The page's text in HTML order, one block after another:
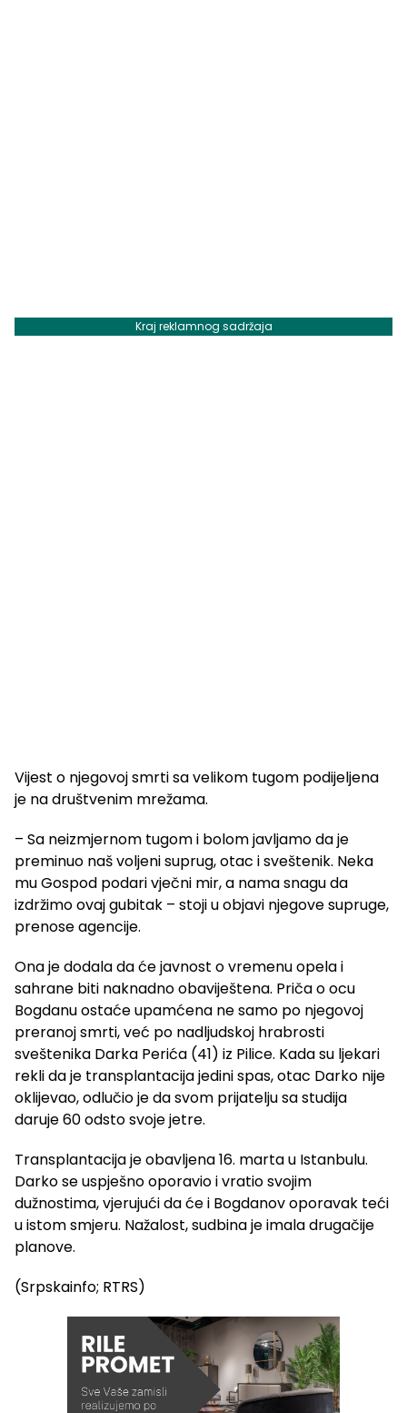
Kraj reklamnog sadržaja
Vijest o njegovoj smrti sa velikom tugom podijeljena
je na društvenim mrežama.
– Sa neizmjernom tugom i bolom javljamo da je
preminuo naš voljeni suprug, otac i sveštenik. Neka
mu Gospod podari vječni mir, a nama snagu da
izdržimo ovaj gubitak – stoji u objavi njegove supruge,
prenose agencije.
Ona je dodala da će javnost o vremenu opela i
sahrane biti naknadno obaviještena. Priča o ocu
Bogdanu ostaće upamćena ne samo po njegovoj
preranoj smrti, već po nadljudskoj hrabrosti
sveštenika Darka Perića (41) iz Pilice. Kada su ljekari
rekli da je transplantacija jedini spas, otac Darko nije
oklijevao, odlučio je da svom prijatelju sa studija
daruje 60 odsto svoje jetre.
Transplantacija je obavljena 16. marta u Istanbulu.
Darko se uspješno oporavio i vratio svojim
dužnostima, vjerujući da će i Bogdanov oporavak teći
u istom smjeru. Nažalost, sudbina je imala drugačije
planove.
(Srpskainfo; RTRS)